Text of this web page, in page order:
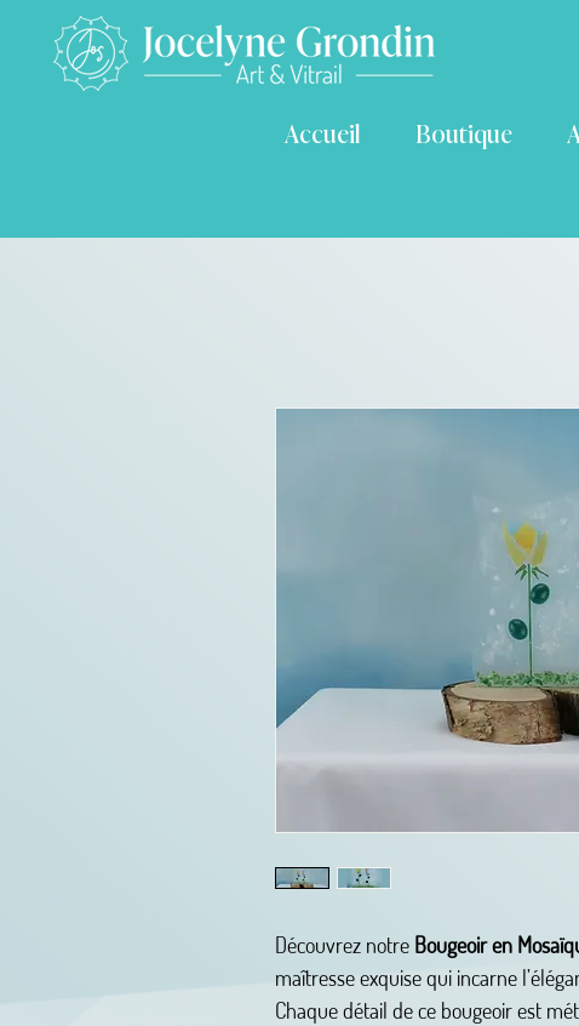
Accueil Boutique
Découvrez notre Bougeoir en
maîtresse exquise qui incarne
Chaque détail de ce bougeoir est